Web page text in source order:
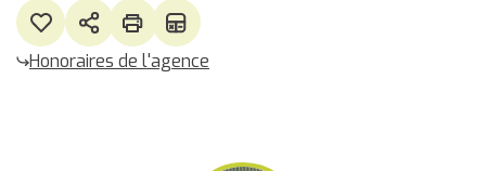
Honoraires de l'agence